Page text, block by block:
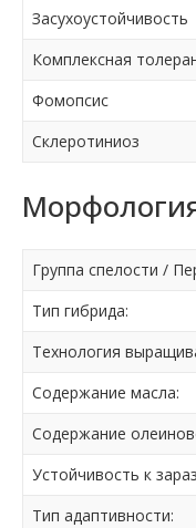
Засухоустойчивость
Комплексная
Фомопсис
Склеротиниоз
Группа спелости /
Тип гибрида:
Технология
Содержание масла:
Содержание
Устойчивость к
Тип адаптивности: